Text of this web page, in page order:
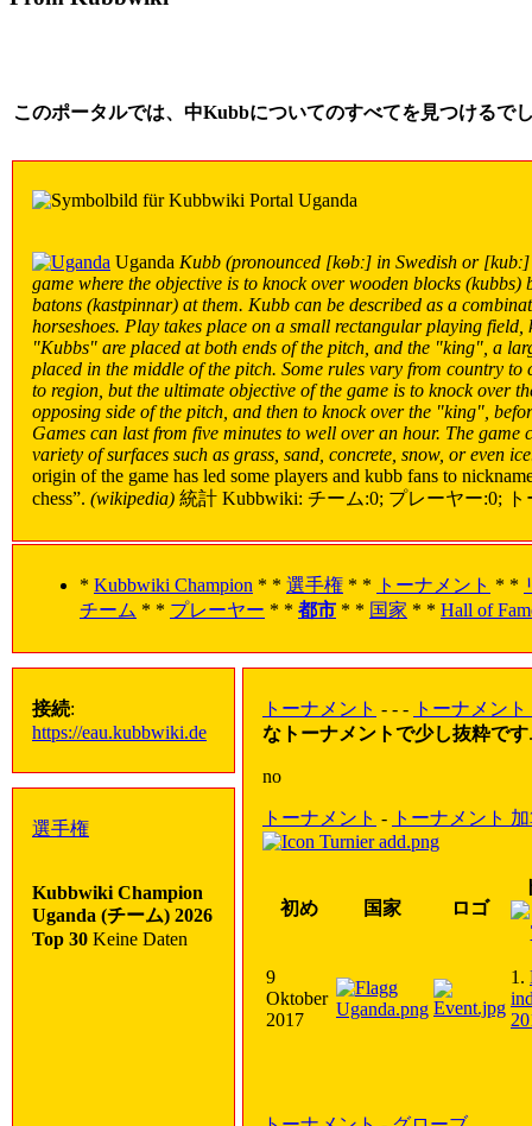
このポータルでは、中Kubbについてのすべてを見つけるで
Uganda Kubb (pronounced [kɵbː] in Swedish or
game where the objective is to knock over wooden blocks (kubbs)
batons (kastpinnar) at them. Kubb can be described as a
horseshoes. Play takes place on a small rectangular playing
"Kubbs" are placed at both ends of the pitch, and the "king", a
placed in the middle of the pitch. Some rules vary from country to
to region, but the ultimate objective of the game is to knock over
opposing side of the pitch, and then to knock over the "king",
Games can last from five minutes to well over an hour. The game
variety of surfaces such as grass, sand, concrete, snow, or even
origin of the game has led some players and kubb fans to
chess”. (wikipedia) 統計 Kubbwiki: チーム:0; プレーヤー:0; ト
* Kubbwiki Champion * * 選手権 * * トーナメント * *
チーム * * プレーヤー * * 都市 * * 国家 * * Hall of
接続:
https://eau.kubbwiki.de
トーナメント - - - トーナメン
なトーナメントで少し抜粋です.
no
トーナメント - トーナメント
初め 国家 ロゴ
9
Oktober
2017
1.
選手権
Kubbwiki Champion
Uganda (チーム) 2026
Top 30 Keine Daten